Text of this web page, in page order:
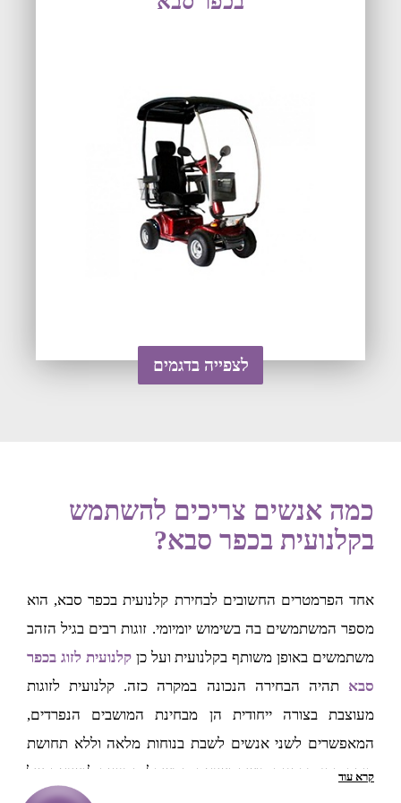
לצפייה בדגמים
כמה אנשים צריכים להשתמש
בקלנועית בכפר סבא?
אחד הפרמטרים החשובים לבחירת קלנועית בכפר סבא, הוא
מספר המשתמשים בה בשימוש יומיומי. זוגות רבים בגיל הזהב
משתמשים באופן משותף בקלנועית ועל כןקלנועית לזוג בכפר
סבא תהיה הבחירה הנכונה במקרה כזה. קלנועית לזוגות
מעוצבת בצורה ייחודית הן מבחינת המושבים הנפרדים,
המאפשרים לשני אנשים לשבת בנוחות מלאה וללא תחושת
דוחק, והן מבחינת כושר נשיאת המשקל המיועד לנשיאה של
קרא עוד